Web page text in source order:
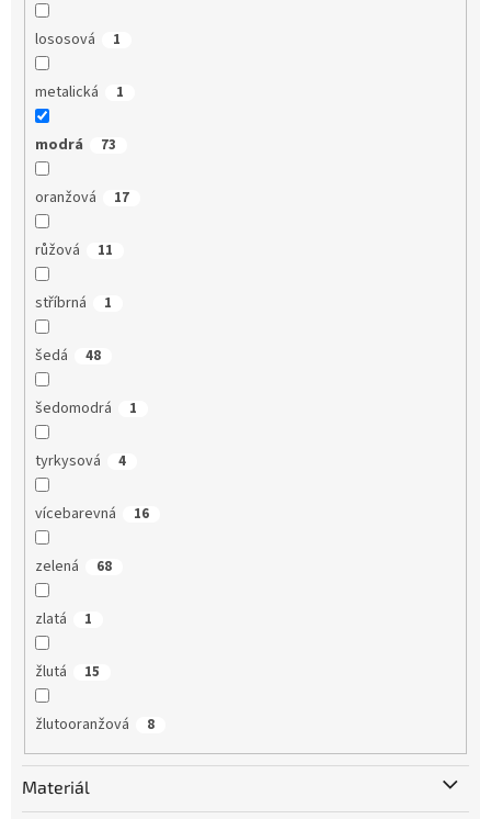
lososová 1
metalická 1
modrá 73
oranžová 17
růžová 11
stříbrná 1
šedá 48
šedomodrá 1
tyrkysová 4
vícebarevná 16
zelená 68
zlatá 1
žlutá 15
žlutooranžová 8
Materiál